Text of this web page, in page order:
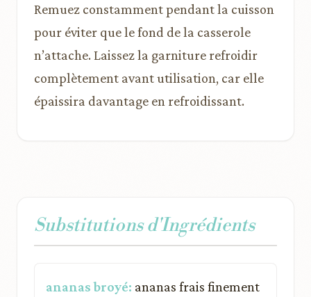
Remuez constamment pendant la cuisson
pour éviter que le fond de la casserole
n’attache. Laissez la garniture refroidir
complètement avant utilisation, car elle
épaissira davantage en refroidissant.
Substitutions d'Ingrédients
ananas broyé: ananas frais finement